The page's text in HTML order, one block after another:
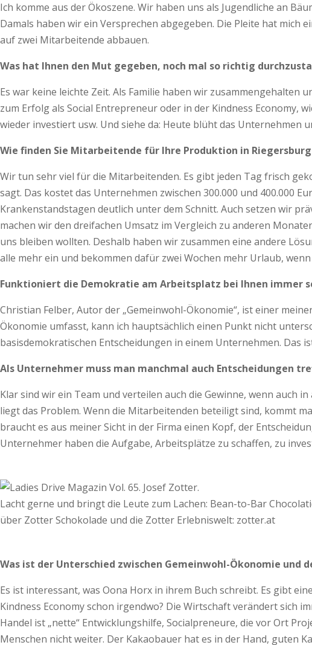
Ich komme aus der Ökoszene. Wir haben uns als Jugendliche an
Damals haben wir ein Versprechen abgegeben. Die Pleite hat
auf zwei Mitarbeitende abbauen.
Was hat Ihnen den Mut gegeben, noch mal so richtig
Es war keine leichte Zeit. Als Familie haben wir zusammengehalten
zum Erfolg als Social Entrepreneur oder in der Kindness Economy,
wieder investiert usw. Und siehe da: Heute blüht das Unternehmen
Wie finden Sie Mitarbeitende für Ihre Produktion in
Wir tun sehr viel für die Mitarbeitenden. Es gibt jeden Tag frisch
sagt. Das kostet das Unternehmen zwischen 300.000 und 400.000
Krankenstandstagen deutlich unter dem Schnitt. Auch setzen wir
machen wir den dreifachen Umsatz im Vergleich zu anderen
uns bleiben wollten. Deshalb haben wir zusammen eine andere
alle mehr ein und bekommen dafür zwei Wochen mehr Urlaub,
Funktioniert die Demokratie am Arbeitsplatz bei Ihnen immer
Christian Felber, Autor der „Gemeinwohl-Ökonomie“, ist einer
Ökonomie umfasst, kann ich hauptsächlich einen Punkt nicht
basisdemokratischen Entscheidungen in einem Unternehmen. Das
Als Unternehmer muss man manchmal auch Entscheidungen
Klar sind wir ein Team und verteilen auch die Gewinne, wenn auch
liegt das Problem. Wenn die Mitarbeitenden beteiligt sind, kommt
braucht es aus meiner Sicht in der Firma einen Kopf, der
Unternehmer haben die Aufgabe, Arbeitsplätze zu schaffen, zu
Lacht gerne und bringt die Leute zum Lachen: Bean-to-Bar
über Zotter Schokolade und die Zotter Erlebniswelt: zotter.at
Was ist der Unterschied zwischen Gemeinwohl-Ökonomie und
Es ist interessant, was Oona Horx in ihrem Buch schreibt. Es gibt
Kindness Economy schon irgendwo? Die Wirtschaft verändert sich
Handel ist „nette“ Entwicklungshilfe, Social­preneure, die vor Ort
Menschen nicht weiter. Der Kakaobauer hat es in der Hand, guten